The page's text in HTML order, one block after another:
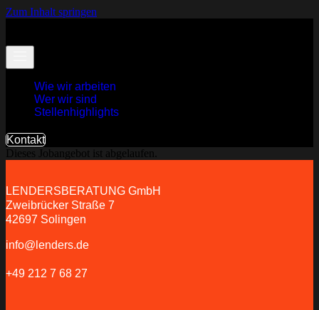
Zum Inhalt springen
Wie wir arbeiten
Wer wir sind
Stellenhighlights
Kontakt
Dieses Jobangebot ist abgelaufen.
LENDERSBERATUNG GmbH
Zweibrücker Straße 7
42697 Solingen
info@lenders.de
+49 212 7 68 27